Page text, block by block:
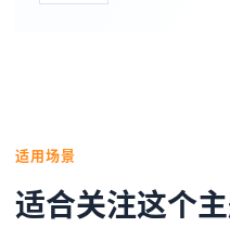
适用场景
适合关注这个